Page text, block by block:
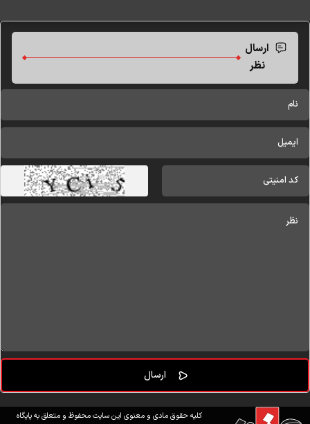
ارسال
نظر
کلیه حقوق مادی و معنوی این سایت محفوظ و متعلق به پایگاه